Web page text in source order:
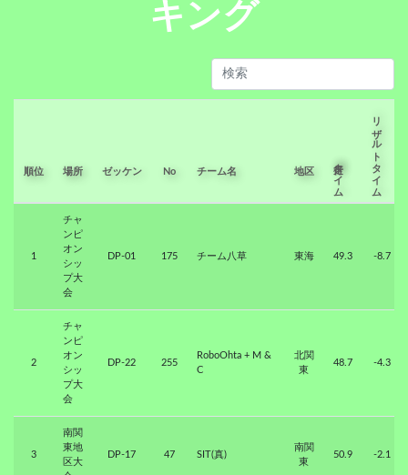
キング
順位 場所 ゼッケン No チーム名 地区 走行タイム リザルトタイム
1
チャ
ンピ
オン
シッ
プ大
会
DP-01 175 チーム八草 東海 49.3 -8.7
2
チャ
ンピ
オン
シッ
プ大
会
DP-22 255
RoboOhta + M &
C
北関
東
48.7 -4.3
3
南関
東地
区大
DP-17 47 SIT(真)
南関
東
50.9 -2.1